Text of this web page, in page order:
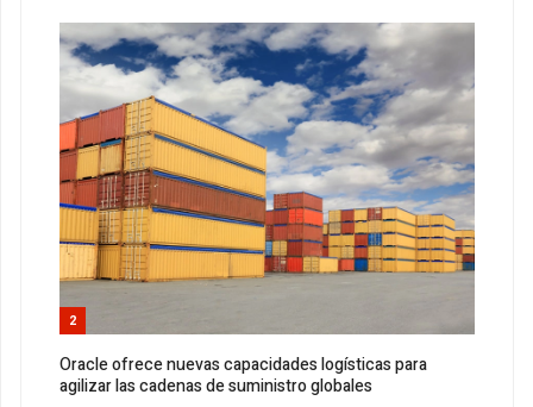
2
Oracle ofrece nuevas capacidades logísticas para
agilizar las cadenas de suministro globales